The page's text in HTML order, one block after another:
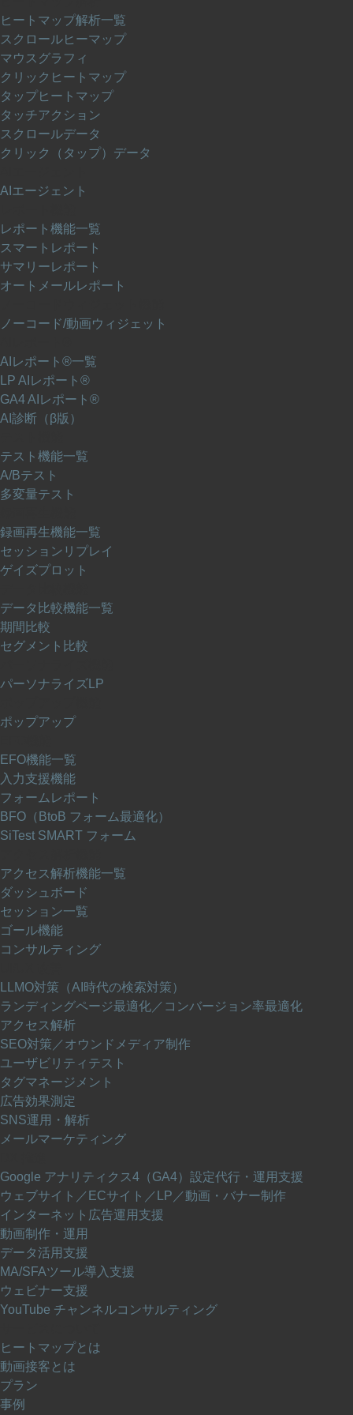
ヒートマップ解析一覧
スクロールヒーマップ
マウスグラフィ
クリックヒートマップ
タップヒートマップ
タッチアクション
スクロールデータ
クリック（タップ）データ
AIエージェント
レポート機能一覧
スマートレポート
サマリーレポート
オートメールレポート
ノーコード/動画ウィジェット
AIレポート®一覧
LP AIレポート®
GA4 AIレポート®
AI診断（β版）
テスト機能一覧
A/Bテスト
多変量テスト
録画再生機能一覧
セッションリプレイ
ゲイズプロット
データ比較機能一覧
期間比較
セグメント比較
パーソナライズLP
ポップアップ
EFO機能一覧
入力支援機能
フォームレポート
BFO（BtoB フォーム最適化）
SiTest SMART フォーム
アクセス解析機能一覧
ダッシュボード
セッション一覧
ゴール機能
コンサルティング
LLMO対策（AI時代の検索対策）
ランディングページ最適化／コンバージョン率最適化
アクセス解析
SEO対策／オウンドメディア制作
ユーザビリティテスト
タグマネージメント
広告効果測定
SNS運用・解析
メールマーケティング
Google アナリティクス4（GA4）設定代行・運用支援
ウェブサイト／ECサイト／LP／動画・バナー制作
インターネット広告運用支援
動画制作・運用
データ活用支援
MA/SFAツール導入支援
ウェビナー支援
YouTube チャンネルコンサルティング
ヒートマップとは
動画接客とは
プラン
事例